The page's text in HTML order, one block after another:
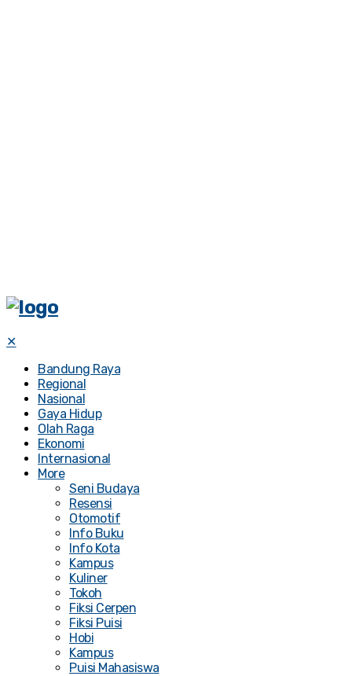
✕
Bandung Raya
Regional
Nasional
Gaya Hidup
Olah Raga
Ekonomi
Internasional
More
Seni Budaya
Resensi
Otomotif
Info Buku
Info Kota
Kampus
Kuliner
Tokoh
Fiksi Cerpen
Fiksi Puisi
Hobi
Kampus
Puisi Mahasiswa